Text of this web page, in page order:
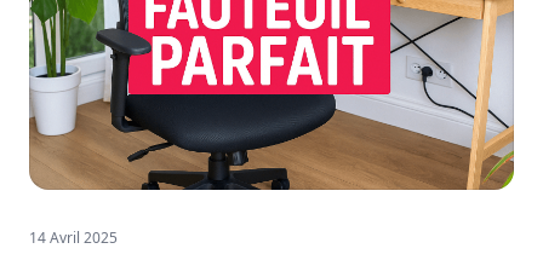
14 Avril 2025